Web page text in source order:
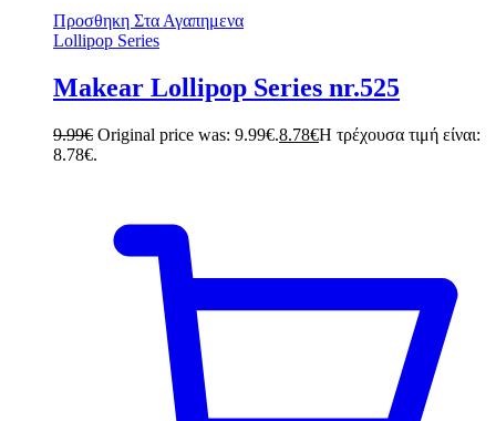
Προσθηκη Στα Αγαπημενα
Lollipop Series
Makear Lollipop Series nr.525
9.99€ Original price was: 9.99€.8.78€Η τρέχουσα τιμή είναι:
8.78€.